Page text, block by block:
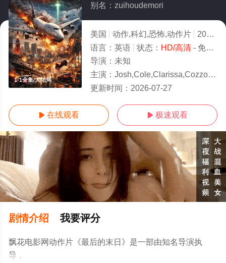
1-1全集/大结局
别名：zuihoudemori
美国 动作,科幻,恐怖,动作片 2026
语言： 英语 状态： HD/高清- 免费在线观看
导演： 未知
主演： Josh,Cole,Clarissa,Cozzoni,Seiya,Matsudo,Kreesha,Turner
更新时间： 2026-07-27
 在线观看  极速观看
剧情介绍 我要评分
飘花电影网动作片《最后的末日》是一部由知名导演执
导，